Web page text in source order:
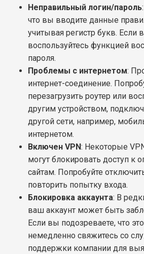
Неправильный логин/пароль
что вы вводите данные
учитывая регистр букв. Если
воспользуйтесь функцией
пароля.
Проблемы с интернетом:
интернет-соединение.
перезагрузить роутер или
другим устройством,
другой сети, например,
интернетом.
Включен VPN: Некоторые
могут блокировать доступ к
сайтам. Попробуйте
повторить попытку входа.
Блокировка аккаунта: В
ваш аккаунт может быть
Если вы подозреваете, что
немедленно свяжитесь со
поддержки компании для